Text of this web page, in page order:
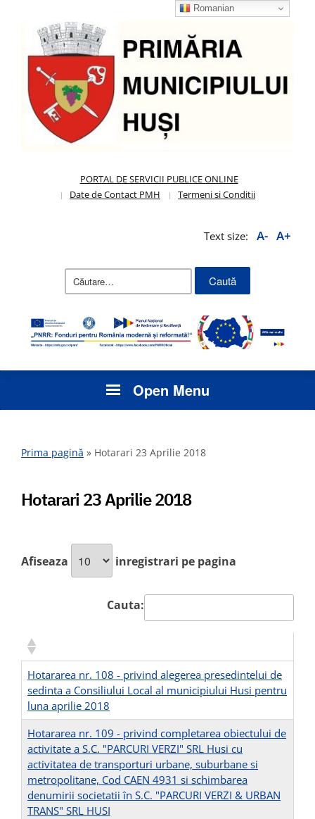
PORTAL DE SERVICII PUBLICE ONLINE
Date de Contact PMH
Termeni si Conditii
Text size: A- A+
Caută
Open Menu
Prima pagină » Hotarari 23 Aprilie 2018
Hotarari 23 Aprilie 2018
Afiseaza inregistrari pe pagina
Cauta:
Hotararea nr. 108 - privind alegerea presedintelui de
sedinta a Consiliului Local al municipiului Husi pentru
luna aprilie 2018
Hotararea nr. 109 - privind completarea obiectului de
activitate a S.C. "PARCURI VERZI" SRL Husi cu
activitatea de transporturi urbane, suburbane si
metropolitane, Cod CAEN 4931 si schimbarea
denumirii societatii în S.C. "PARCURI VERZI & URBAN
TRANS" SRL HUSI
Romanian